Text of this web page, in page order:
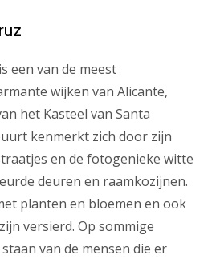
is een van de meest
wijken van Alicante,
het Kasteel van Santa
kenmerkt zich door zijn
en de fotogenieke witte
deuren en raamkozijnen.
planten en bloemen en ook
versierd. Op sommige
van de mensen die er